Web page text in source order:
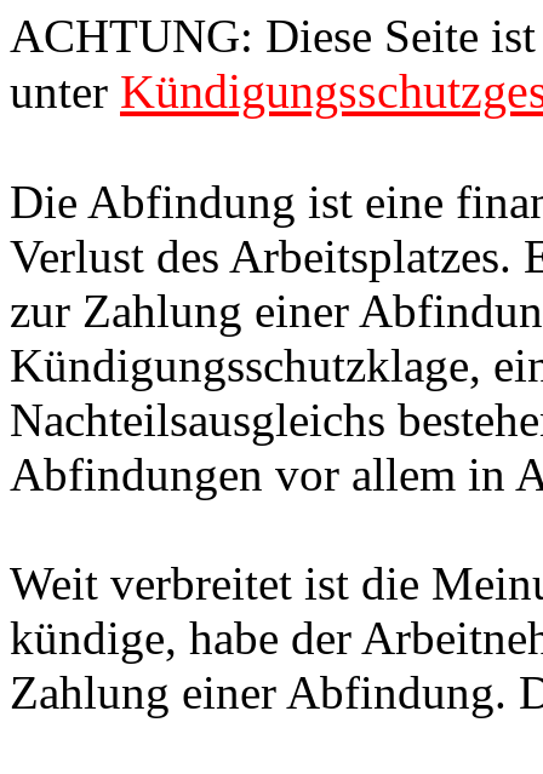
ACHTUNG: Diese Seite
unter
Die Abfindung ist eine
Verlust des Arbeitsplatzes.
zur Zahlung einer
Kündigungsschutzklage,
Nachteilsausgleichs
Abfindungen vor allem in
Weit verbreitet ist die
kündige, habe der
Zahlung einer Abfindung.